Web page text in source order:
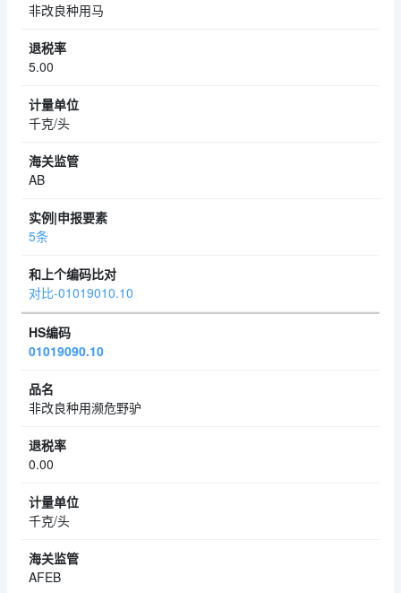
非改良种用马
5.00
千克/头
AB
5条
对比-01019010.10
01019090.10
非改良种用濒危野驴
0.00
千克/头
AFEB